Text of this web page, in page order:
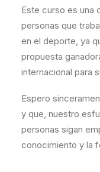
Este curso es una
personas que
en el deporte, ya
propuesta
internacional para
Espero
y que, nuestro
personas sigan
conocimiento y la